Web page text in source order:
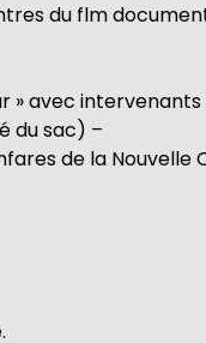
du flm
» avec intervenants
du sac) –
de la Nouvelle